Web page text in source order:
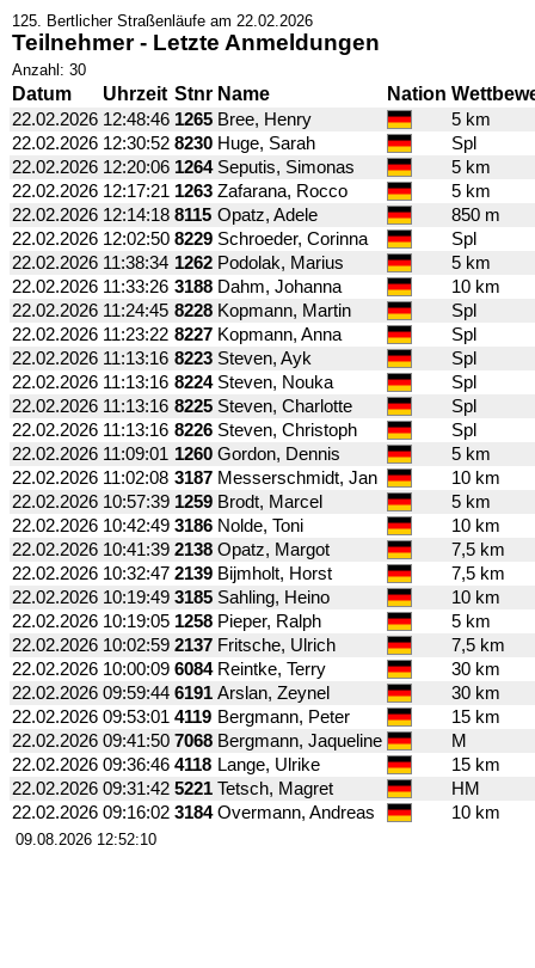
125. Bertlicher Straßenläufe am 22.02.2026
Teilnehmer - Letzte Anmeldungen
Anzahl: 30
Datum Uhrzeit Stnr Name Nation
22.02.2026 12:48:46 1265 Bree, Henry
5 km
22.02.2026 12:30:52 8230 Huge, Sarah
Spl
22.02.2026 12:20:06 1264 Seputis, Simonas
5 km
22.02.2026 12:17:21 1263 Zafarana, Rocco
5 km
22.02.2026 12:14:18 8115 Opatz, Adele
850 m
22.02.2026 12:02:50 8229 Schroeder, Corinna
Spl
22.02.2026 11:38:34 1262 Podolak, Marius
5 km
22.02.2026 11:33:26 3188 Dahm, Johanna
10 km
22.02.2026 11:24:45 8228 Kopmann, Martin
Spl
22.02.2026 11:23:22 8227 Kopmann, Anna
Spl
22.02.2026 11:13:16 8223 Steven, Ayk
Spl
22.02.2026 11:13:16 8224 Steven, Nouka
Spl
22.02.2026 11:13:16 8225 Steven, Charlotte
Spl
22.02.2026 11:13:16 8226 Steven, Christoph
Spl
22.02.2026 11:09:01 1260 Gordon, Dennis
5 km
22.02.2026 11:02:08 3187 Messerschmidt, Jan
10 km
22.02.2026 10:57:39 1259 Brodt, Marcel
5 km
22.02.2026 10:42:49 3186 Nolde, Toni
10 km
22.02.2026 10:41:39 2138 Opatz, Margot
7,5 km
22.02.2026 10:32:47 2139 Bijmholt, Horst
7,5 km
22.02.2026 10:19:49 3185 Sahling, Heino
10 km
22.02.2026 10:19:05 1258 Pieper, Ralph
5 km
22.02.2026 10:02:59 2137 Fritsche, Ulrich
7,5 km
22.02.2026 10:00:09 6084 Reintke, Terry
30 km
22.02.2026 09:59:44 6191 Arslan, Zeynel
30 km
22.02.2026 09:53:01 4119 Bergmann, Peter
15 km
22.02.2026 09:41:50 7068 Bergmann, Jaqueline
M
22.02.2026 09:36:46 4118 Lange, Ulrike
15 km
22.02.2026 09:31:42 5221 Tetsch, Magret
HM
22.02.2026 09:16:02 3184 Overmann, Andreas 10 km
09.08.2026 12:52:10